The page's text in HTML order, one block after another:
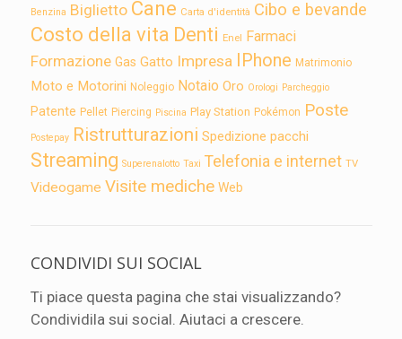
Benzina Biglietto Cane Carta d'identità Cibo e bevande
Costo della vita Denti Enel Farmaci
Formazione Gas Gatto Impresa IPhone Matrimonio
Moto e Motorini Noleggio Notaio Oro Orologi Parcheggio
Patente Pellet Piercing Piscina Play Station Pokémon Poste
Postepay Ristrutturazioni Spedizione pacchi
Streaming Superenalotto Taxi Telefonia e internet TV
Videogame Visite mediche Web
CONDIVIDI SUI SOCIAL
Ti piace questa pagina che stai visualizzando?
Condividila sui social. Aiutaci a crescere.